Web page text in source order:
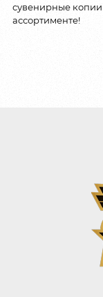
сувенирные
ассортименте!